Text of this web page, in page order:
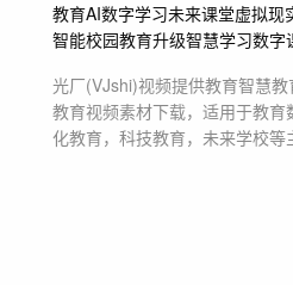
教育AI数字学习未来课堂虚拟现
智能校园教育升级智慧学习数字
光厂(VJshi)视频提供教育智慧
教育视频素材下载，适用于教育
化教育，科技教育，未来学校等